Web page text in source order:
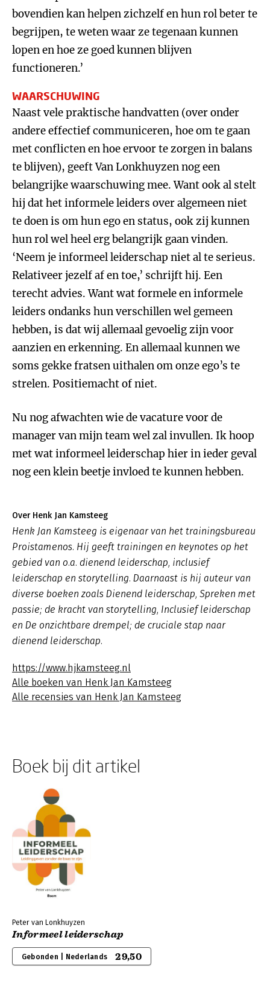
bovendien kan helpen zichzelf en hun rol beter te
begrijpen, te weten waar ze tegenaan kunnen
lopen en hoe ze goed kunnen blijven
functioneren.’
WAARSCHUWING
Naast vele praktische handvatten (over onder
andere effectief communiceren, hoe om te gaan
met conflicten en hoe ervoor te zorgen in balans
te blijven), geeft Van Lonkhuyzen nog een
belangrijke waarschuwing mee. Want ook al stelt
hij dat het informele leiders over algemeen niet
te doen is om hun ego en status, ook zij kunnen
hun rol wel heel erg belangrijk gaan vinden.
‘Neem je informeel leiderschap niet al te serieus.
Relativeer jezelf af en toe,’ schrijft hij. Een
terecht advies. Want wat formele en informele
leiders ondanks hun verschillen wel gemeen
hebben, is dat wij allemaal gevoelig zijn voor
aanzien en erkenning. En allemaal kunnen we
soms gekke fratsen uithalen om onze ego’s te
strelen. Positiemacht of niet.
Nu nog afwachten wie de vacature voor de
manager van mijn team wel zal invullen. Ik hoop
met wat informeel leiderschap hier in ieder geval
nog een klein beetje invloed te kunnen hebben.
Over Henk Jan Kamsteeg
Henk Jan Kamsteeg is eigenaar van het trainingsbureau
Proistamenos. Hij geeft trainingen en keynotes op het
gebied van o.a. dienend leiderschap, inclusief
leiderschap en storytelling. Daarnaast is hij auteur van
diverse boeken zoals Dienend leiderschap, Spreken met
passie; de kracht van storytelling, Inclusief leiderschap
en De onzichtbare drempel; de cruciale stap naar
dienend leiderschap.
https://www.hjkamsteeg.nl
Alle boeken van Henk Jan Kamsteeg
Alle recensies van Henk Jan Kamsteeg
Boek bij dit artikel
Peter van Lonkhuyzen
Informeel leiderschap
Gebonden | Nederlands 29,50